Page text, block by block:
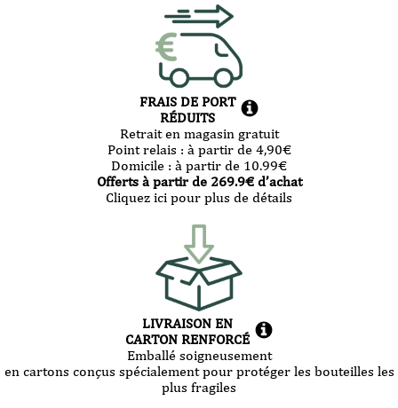
FRAIS DE PORT
RÉDUITS
Retrait en magasin gratuit
Point relais : à partir de 4,90€
Domicile : à partir de 10.99€
Offerts à partir de 269.9€ d’achat
Cliquez ici pour plus de détails
LIVRAISON EN
CARTON RENFORCÉ
Emballé soigneusement
en cartons conçus spécialement pour protéger les bouteilles les
plus fragiles